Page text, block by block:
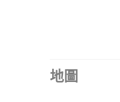
地圖